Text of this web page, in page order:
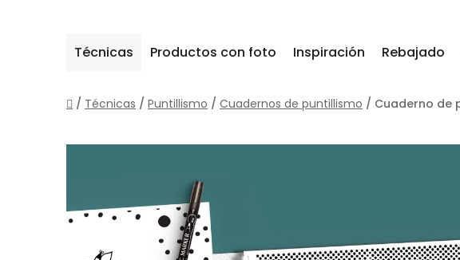
Técnicas Productos con foto Inspiración Rebajado
Inicio
/ Técnicas / Puntillismo / Cuadernos de puntillismo / Cuaderno de